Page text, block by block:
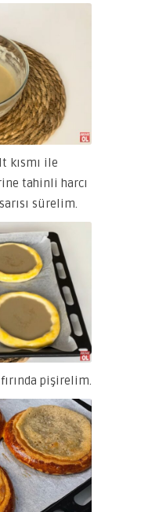
kısmı ile
tahinli harcı
sürelim.
fırında pişirelim.